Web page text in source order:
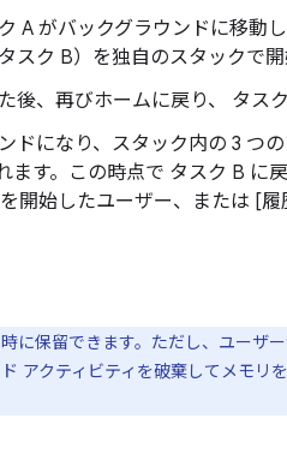
A がバックグラウンドに移動
スク B）を独自のスタックで開
後、再びホームに戻り、 タス
ドになり、スタック内の 3 つ
ます。この時点で タスク B に
開始したユーザー、または [
に保留できます。ただし、ユーザ
アクティビティを破棄してメモリ